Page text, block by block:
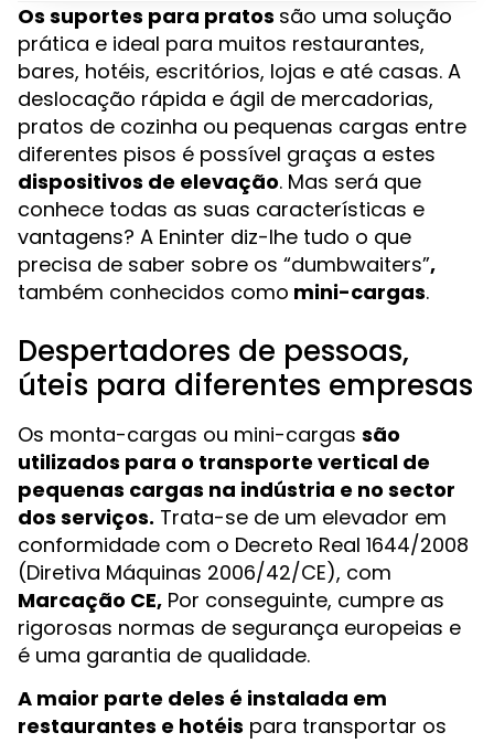
Os suportes para pratos são uma solução
prática e ideal para muitos restaurantes,
bares, hotéis, escritórios, lojas e até casas. A
deslocação rápida e ágil de mercadorias,
pratos de cozinha ou pequenas cargas entre
diferentes pisos é possível graças a estes
dispositivos de elevação. Mas será que
conhece todas as suas características e
vantagens? A Eninter diz-lhe tudo o que
precisa de saber sobre os “dumbwaiters”,
também conhecidos como mini-cargas.
Despertadores de pessoas,
úteis para diferentes empresas
Os monta-cargas ou mini-cargas são
utilizados para o transporte vertical de
pequenas cargas na indústria e no sector
dos serviços. Trata-se de um elevador em
conformidade com o Decreto Real 1644/2008
(Diretiva Máquinas 2006/42/CE), com
Marcação CE, Por conseguinte, cumpre as
rigorosas normas de segurança europeias e
é uma garantia de qualidade.
A maior parte deles é instalada em
restaurantes e hotéis para transportar os